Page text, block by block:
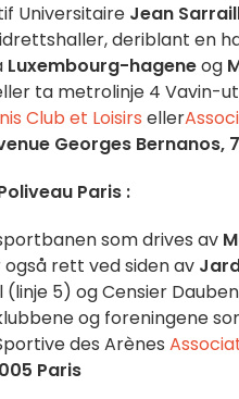
Universitaire Jean
deriblant en
Luxembourg-hageneog
ta metrolinje 4 Vavin-
Club et Loisirs eller
Georges Bernanos,
Paris :
som drives av
også rett ved siden av
5) og Censier
og foreningene
des Arènes
Paris